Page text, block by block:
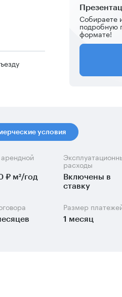
Собираете
подробную
формате!
условия
₽ м²/год
Эксплуатационные
расходы
Включены в
ставку
Размер
1 месяц